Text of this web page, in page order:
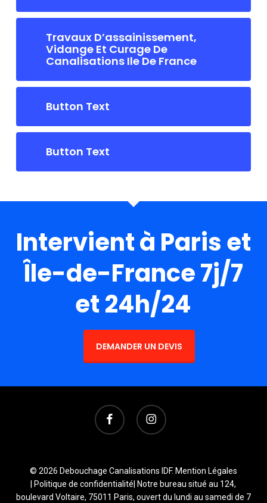
Travaux D’assainissement,
Vidange Et Curage De
Canalisations Ile De France
Button Text
Button Text
Intervient à Paris et
Île-de-France 7j/7
et 24h/24
DEMANDER UN DEVIS
facebook instagram
© 2026 Debouchage Canalisations IDF. Mention Légales
Politique de confidentialité | Notre bureau situé au 124,
boulevard Voltaire, 75011 Paris, ouvert du lundi au samedi de 7